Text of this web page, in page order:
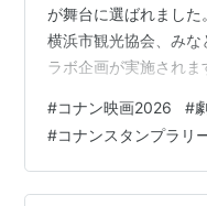
が舞台に選ばれました
横浜市観光協会、み
ラボ企画が実施され
『名探偵コナン ハイ
（画像引用元：PR
ン ハイウェイの堕天
波がやってくる 20年
#コナン映画2026 #
#コナンスタンプラリ